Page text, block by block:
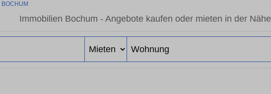
BOCHUM
Immobilien Bochum - Angebote kaufen oder mieten in der Nähe